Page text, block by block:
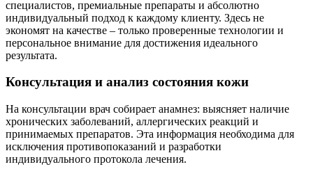
специалистов, премиальные препараты и абсолютно
индивидуальный подход к каждому клиенту. Здесь не
экономят на качестве – только проверенные технологии и
персональное внимание для достижения идеального
результата.
Консультация и анализ состояния кожи
На консультации врач собирает анамнез: выясняет наличие
хронических заболеваний, аллергических реакций и
принимаемых препаратов. Эта информация необходима для
исключения противопоказаний и разработки
индивидуального протокола лечения.